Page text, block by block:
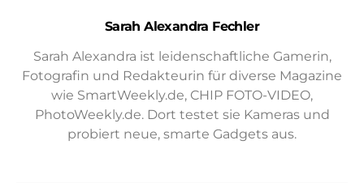
Sarah Alexandra Fechler
Sarah Alexandra ist leidenschaftliche Gamerin,
Fotografin und Redakteurin für diverse Magazine
wie SmartWeekly.de, CHIP FOTO-VIDEO,
PhotoWeekly.de. Dort testet sie Kameras und
probiert neue, smarte Gadgets aus.